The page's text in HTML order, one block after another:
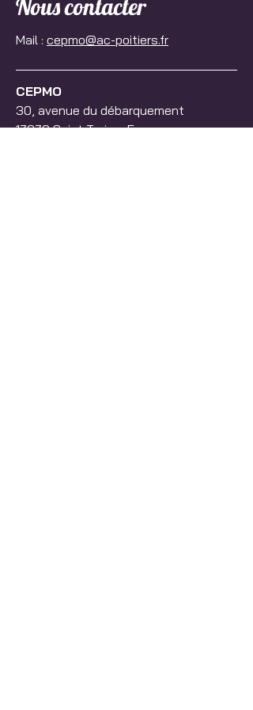
Nous contacter
Mail : cepmo@ac-poitiers.fr
CEPMO
30, avenue du débarquement
17370 Saint Trojan, France